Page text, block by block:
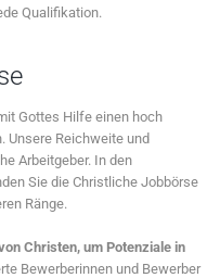
Qualifikation.
Gottes Hilfe einen hoch
Unsere Reichweite und
Arbeitgeber. In den
Sie die Christliche Jobbörse
Ränge.
Christen, um Potenziale in
Bewerberinnen und Bewerber